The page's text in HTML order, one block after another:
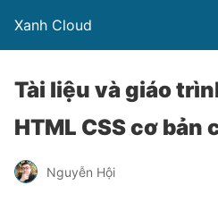
Xanh Cloud
Tài liệu và giáo
HTML CSS cơ
Nguyễn Hội